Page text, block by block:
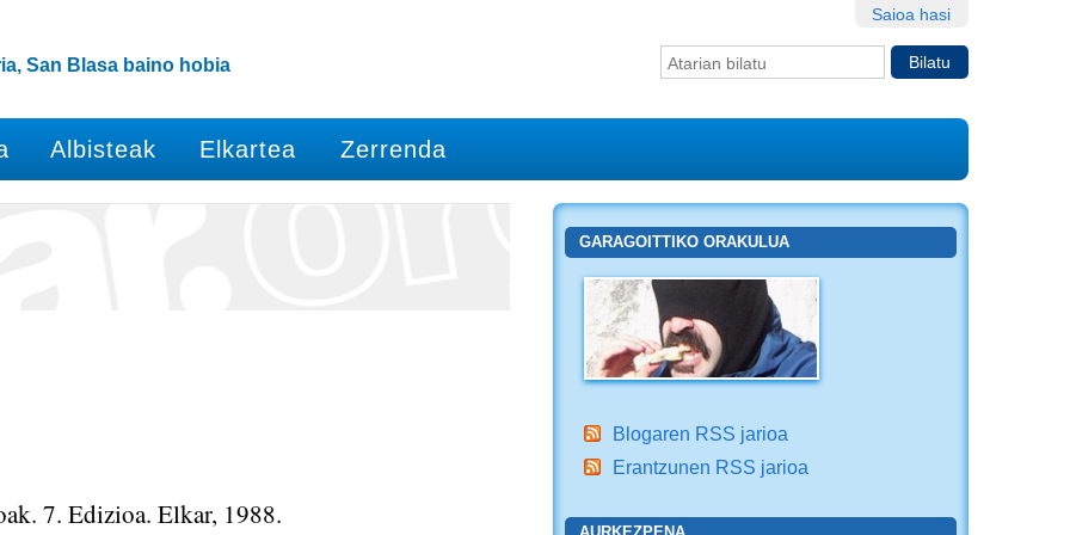
Saioa hasi
Bilatu atarian
San Blasa baino hobia
Albisteak Elkartea Zerrenda
7. Edizioa. Elkar, 1988.
GARAGOITTIKO ORAKULUA
Blogaren RSS jarioa
Erantzunen RSS jarioa